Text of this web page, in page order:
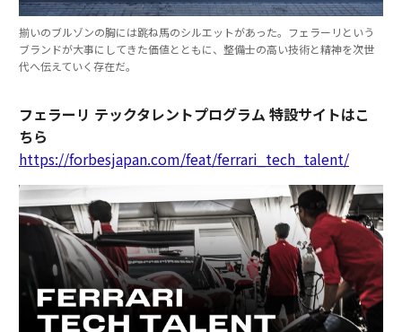
揃いのブルゾンの胸には跳ね馬のシルエットがあった。フェラーリという
ブランドが大事にしてきた価値とともに、整備士の高い技術と精神を次世
代へ伝えていく存在だ。
フェラーリ テックタレントプログラム 特設サイトはこ
ちら
https://forbesjapan.com/feat/ferrari_tech_talent/